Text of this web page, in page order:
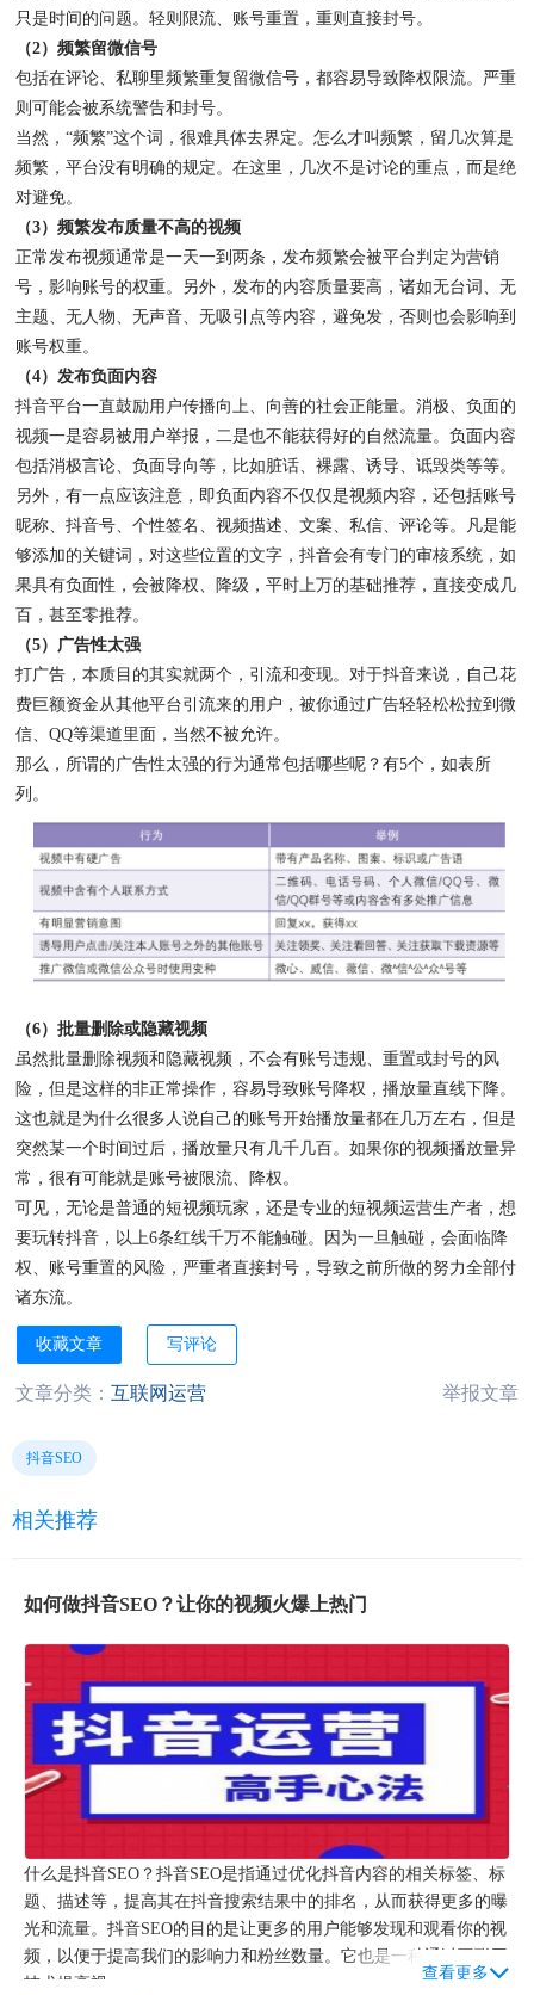
只是时间的问题。轻则限流、账号重置，重则直接封号。
（2）频繁留微信号
包括在评论、私聊里频繁重复留微信号，都容易导致降权限流。严重
则可能会被系统警告和封号。
当然，“频繁”这个词，很难具体去界定。怎么才叫频繁，留几次算是
频繁，平台没有明确的规定。在这里，几次不是讨论的重点，而是绝
对避免。
（3）频繁发布质量不高的视频
正常发布视频通常是一天一到两条，发布频繁会被平台判定为营销
号，影响账号的权重。另外，发布的内容质量要高，诸如无台词、无
主题、无人物、无声音、无吸引点等内容，避免发，否则也会影响到
账号权重。
（4）发布负面内容
抖音平台一直鼓励用户传播向上、向善的社会正能量。消极、负面的
视频一是容易被用户举报，二是也不能获得好的自然流量。负面内容
包括消极言论、负面导向等，比如脏话、裸露、诱导、诋毁类等等。
另外，有一点应该注意，即负面内容不仅仅是视频内容，还包括账号
昵称、抖音号、个性签名、视频描述、文案、私信、评论等。凡是能
够添加的关键词，对这些位置的文字，抖音会有专门的审核系统，如
果具有负面性，会被降权、降级，平时上万的基础推荐，直接变成几
百，甚至零推荐。
（5）广告性太强
打广告，本质目的其实就两个，引流和变现。对于抖音来说，自己花
费巨额资金从其他平台引流来的用户，被你通过广告轻轻松松拉到微
信、QQ等渠道里面，当然不被允许。
那么，所谓的广告性太强的行为通常包括哪些呢？有5个，如表所
列。
（6）批量删除或隐藏视频
虽然批量删除视频和隐藏视频，不会有账号违规、重置或封号的风
险，但是这样的非正常操作，容易导致账号降权，播放量直线下降。
这也就是为什么很多人说自己的账号开始播放量都在几万左右，但是
突然某一个时间过后，播放量只有几千几百。如果你的视频播放量异
常，很有可能就是账号被限流、降权。
可见，无论是普通的短视频玩家，还是专业的短视频运营生产者，想
要玩转抖音，以上6条红线千万不能触碰。因为一旦触碰，会面临降
权、账号重置的风险，严重者直接封号，导致之前所做的努力全部付
诸东流。
收藏文章 写评论
文章分类： 互联网运营 举报文章
抖音SEO
相关推荐
如何做抖音SEO？让你的视频火爆上热门
什么是抖音SEO？抖音SEO是指通过优化抖音内容的相关标签、标
题、描述等，提高其在抖音搜索结果中的排名，从而获得更多的曝
光和流量。抖音SEO的目的是让更多的用户能够发现和观看你的视
频，以便于提高我们的影响力和粉丝数量。它也是一种通过互联网
技术提高视...
查看更多